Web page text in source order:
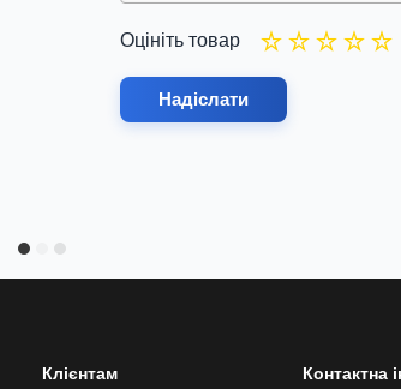
Оцініть товар
Надіслати
Клієнтам Контактна